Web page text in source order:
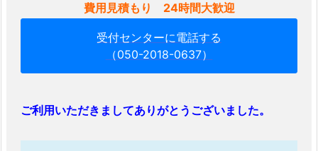
奈
内
の
ラ
費用見積もり 24時間大歓迎
受付センターに電話する
（050-2018-0637）
ご利用いただきましてありがとうございました。